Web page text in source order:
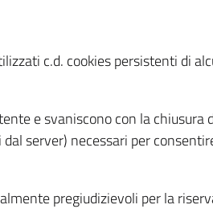
c.d. cookies persistenti di
e svaniscono con la chiusura
server) necessari per
pregiudizievoli per la